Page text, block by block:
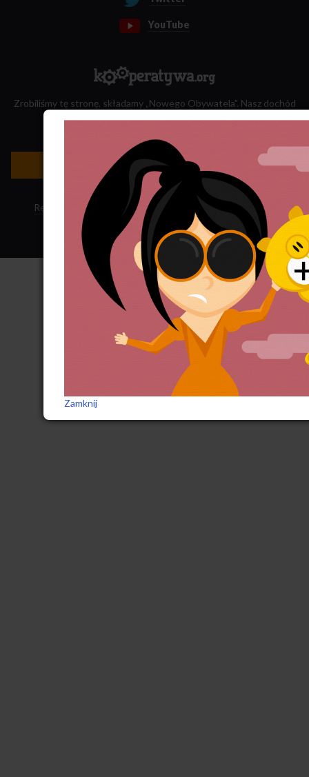
YouTube
Zrobiliśmy tę stronę, składamy „Nowego Obywatela”. Nasz dochód
Newsletter »
Regulamin sklepu Polityka ciasteczek · Subskrypcja RSS
Zamknij